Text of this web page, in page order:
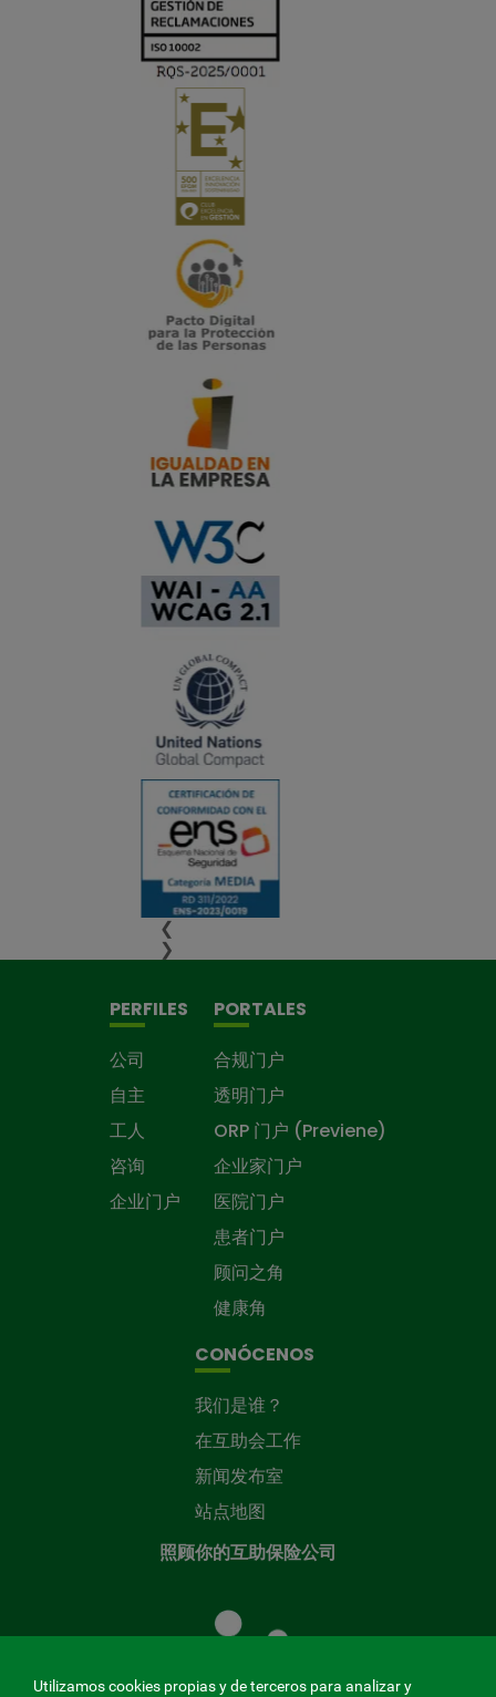
❮
❯
PERFILES
公司
自主
工人
咨询
企业门户
PORTALES
合规门户
透明门户
ORP 门户 (Previene)
企业家门户
医院门户
患者门户
顾问之角
健康角
CONÓCENOS
我们是谁？
在互助会工作
新闻发布室
站点地图
照顾你的互助保险公司
Utilizamos cookies propias y de terceros para analizar y